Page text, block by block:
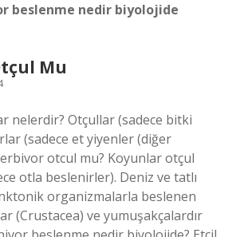
beslenme nedir biyolojide
Mu
nelerdir? Otçullar (sadece bitki
(sadece et yiyenler (diğer
otcul mu? Koyunlar otçul
otla beslenirler). Deniz ve tatlı
organizmalarla beslenen
(Crustacea) ve yumuşakçalardır